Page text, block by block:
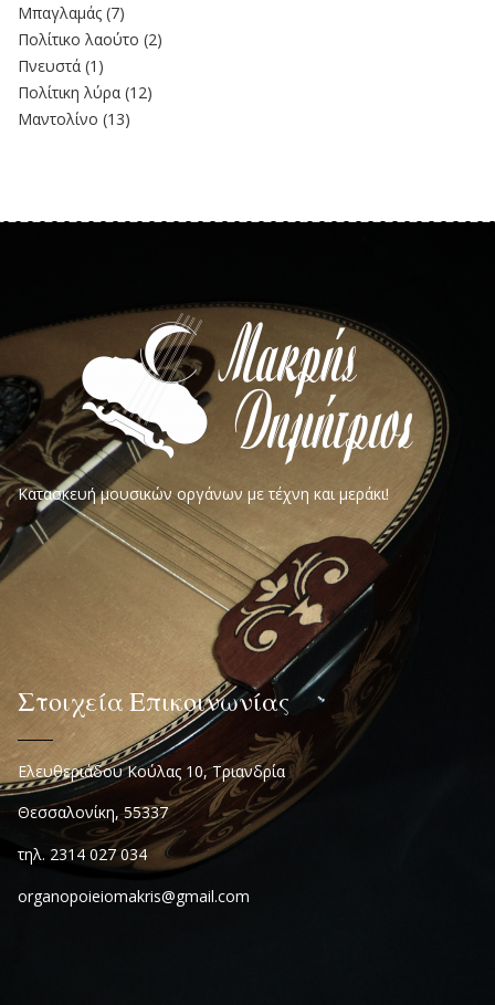
Μπαγλαμάς (7)
Πολίτικο λαούτο (2)
Πνευστά (1)
Πολίτικη λύρα (12)
Μαντολίνο (13)
Κατασκευή μουσικών οργάνων με τέχνη και μεράκι!
Στοιχεία Επικοινωνίας
Ελευθεριάδου Κούλας 10, Τριανδρία
Θεσσαλονίκη, 55337
τηλ. 2314 027 034
organopoieiomakris@gmail.com